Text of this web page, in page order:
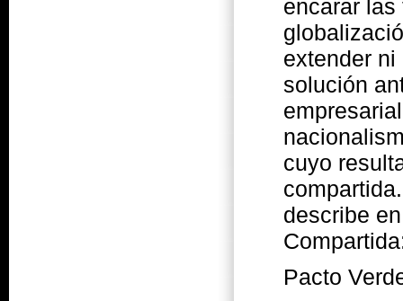
encarar
extender
solución
cuyo
describe
Pacto